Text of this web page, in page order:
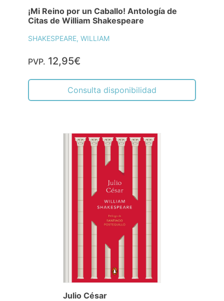
¡Mi Reino por un Caballo! Antología de
Citas de William Shakespeare
SHAKESPEARE, WILLIAM
PVP. 12,95€
Consulta disponibilidad
Julio César